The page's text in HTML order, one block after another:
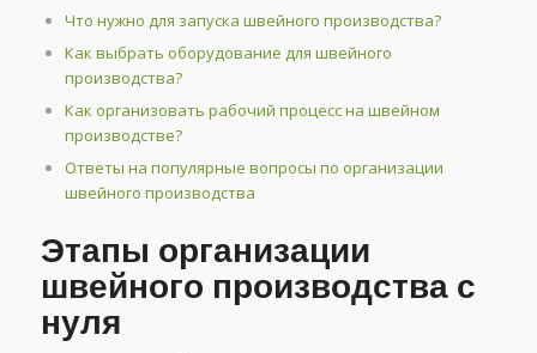
Что нужно для запуска швейного производства?
Как выбрать оборудование для швейного
производства?
Как организовать рабочий процесс на швейном
производстве?
Ответы на популярные вопросы по организации
швейного производства
Этапы организации
швейного производства с
нуля